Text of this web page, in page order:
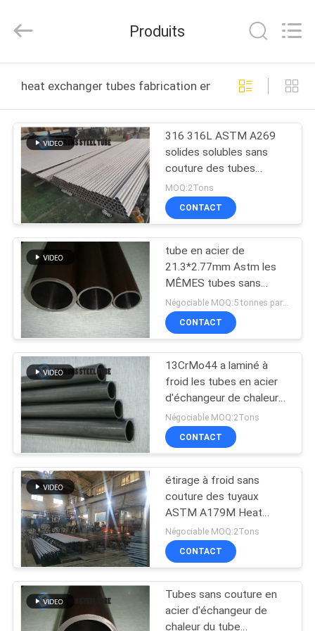
PRODUITS
AU
SUJET
DES
USA
VISITE
D'USINE
CONTRÔLE
DE
QUALITÉ
CONTACTEZ-
NOUS
DEMANDEZ
UNE
CITATION
PLAN
Joyruns
Steel
All
Reserved.
Produits
heat exchanger tubes fabrication en ligne
316 316L ASTM A269
solides solubles sans
couture des tubes
d'échangeur de chaleur
25.4*2.77mm
MOQ:2Tons
CONTACT
tube en acier de
21.3*2.77mm Astm les
MÊMES tubes sans
couture d'échangeur de
chaleur A192
CONTACT
13CrMo44 a laminé à
froid les tubes en acier
d'échangeur de chaleur
d'acier au carbone sans
couture du tube
DIN17175
Négociable MOQ:2Tons
CONTACT
étirage à froid sans
couture des tuyaux
ASTM A179M Heat
Exchanger Tube d'acier
au carbone de
25.4*2.77mm
Négociable MOQ:2Tons
CONTACT
Tubes sans couture en
acier d'échangeur de
chaleur du tube